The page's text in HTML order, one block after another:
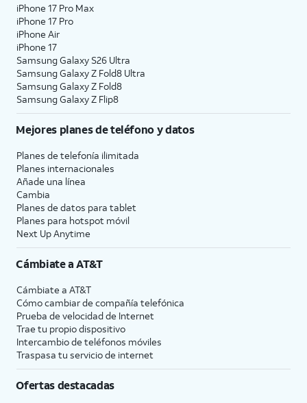
iPhone 17 Pro Max
iPhone 17 Pro
iPhone Air
iPhone 17
Samsung Galaxy S26 Ultra
Samsung Galaxy Z Fold8 Ultra
Samsung Galaxy Z Fold8
Samsung Galaxy Z Flip8
Mejores planes de teléfono y datos
Planes de telefonía ilimitada
Planes internacionales
Añade una línea
Cambia
Planes de datos para tablet
Planes para hotspot móvil
Next Up Anytime
Cámbiate aAT&T
Cámbiate a AT&T
Cómo cambiar de compañía telefónica
Prueba de velocidad de Internet
Trae tu propio dispositivo
Intercambio de teléfonos móviles
Traspasa tu servicio de internet
Ofertas destacadas